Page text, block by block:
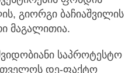
გიორგი ბაჩიაშვილის
მაგალითია.
საპროტესტო
დე-ფაქტო